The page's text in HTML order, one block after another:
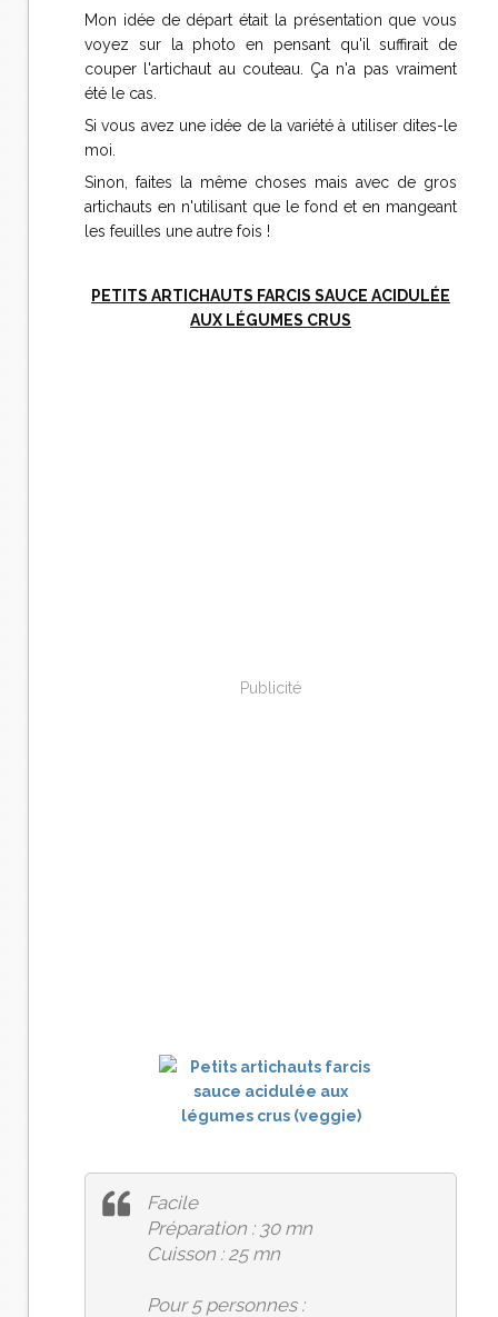
Mon idée de départ était la présentation que vous
voyez sur la photo en pensant qu'il suffirait de
couper l'artichaut au couteau. Ça n'a pas vraiment
été le cas.
Si vous avez une idée de la variété à utiliser dites-le
moi.
Sinon, faites la même choses mais avec de gros
artichauts en n'utilisant que le fond et en mangeant
les feuilles une autre fois !
PETITS ARTICHAUTS FARCIS SAUCE ACIDULÉE
AUX LÉGUMES CRUS
Publicité
Facile
Préparation : 30 mn
Cuisson : 25 mn
Pour 5 personnes :